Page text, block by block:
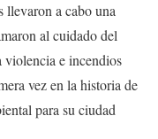
llevaron a cabo una
al cuidado del
violencia e incendios
vez en la historia de
para su ciudad